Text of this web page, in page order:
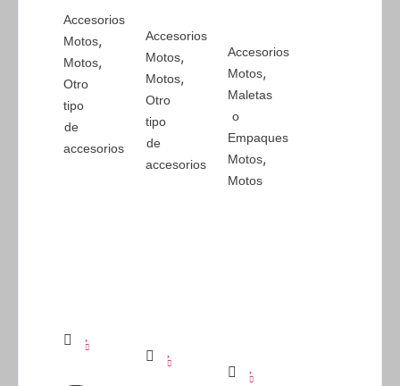
Accesorios
Motos,
Motos,
Otro
tipo
de
accesorios
Accesorios
Motos,
Motos,
Otro
tipo
de
accesorios
Accesorios
Motos,
Maletas
o
Empaques
Motos,
Motos